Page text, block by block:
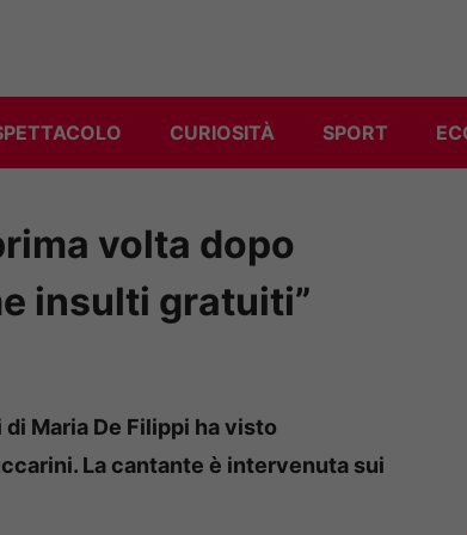
CURIOSITÀ SPORT
volta dopo
insulti gratuiti”
Maria De Filippi ha visto
La cantante è intervenuta sui